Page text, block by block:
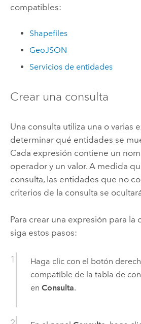
compatibles:
Shapefiles
GeoJSON
Servicios de entidades
Crear una consulta
Una consulta utiliza una o varias
determinar qué entidades se
Cada expresión contiene un
operador y un valor. A medida
consulta, las entidades que no
criterios de la consulta se
Para crear una expresión para la
siga estos pasos:
Haga clic con el botón
compatible de la tabla de
en Consulta.